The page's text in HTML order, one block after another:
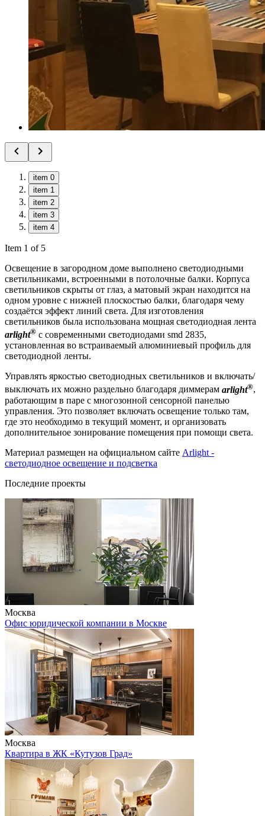
item 0
item 1
item 2
item 3
item 4
Item 1 of 5
Освещение в загородном доме выполнено светодиодными
светильниками, встроенными в потолочные балки. Корпуса
светильников скрыты от глаз, а матовый экран находится на
одном уровне с нижней плоскостью балки, благодаря чему
создаётся эффект линий света. Для изготовления
светильников была использована мощная светодиодная лента
arlight® с современными светодиодами smd 2835,
установленная во встраиваемый алюминиевый профиль для
светодиодной ленты.
Управлять яркостью светодиодных светильников и включать/
выключать их можно раздельно благодаря диммерам arlight®,
работающим в паре с многозонной сенсорной панелью
управления. Это позволяет включать освещение только там,
где это необходимо в текущий момент, и организовать
дополнительное зонирование помещения при помощи света.
Материал размещен на официальном сайте Arlight -
светодиодное освещение и подсветка
Последние проекты
Москва
Офис юридической компании в Москве
Москва
Квартира в ЖК «Кутузов Град»